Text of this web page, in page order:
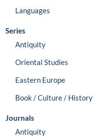
Languages
Series
Antiquity
Oriental Studies
Eastern Europe
Book / Culture / History
Journals
Antiquity